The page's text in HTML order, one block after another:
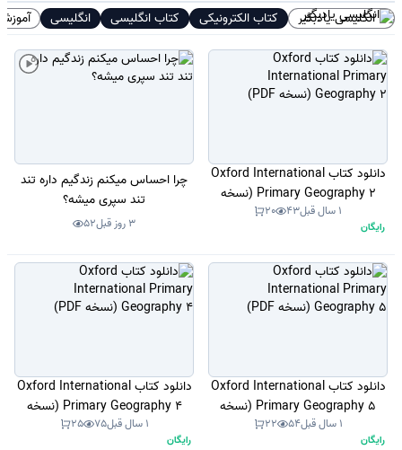
انگلیسی یادبگیر کتاب الکترونیکی کتاب انگلیسی انگلیسی
دانلود کتاب Oxford International
Primary Geography 2 (نسخه
PDF)
1 سال قبل 43
20
رایگان
چرا احساس میکنم زندگیم داره تند
تند سپری میشه؟
3 روز قبل 52
دانلود کتاب Oxford International
Primary Geography 5 (نسخه
PDF)
1 سال قبل 54
22
رایگان
دانلود کتاب Oxford International
Primary Geography 4 (نسخه
PDF)
1 سال قبل 75
25
رایگان